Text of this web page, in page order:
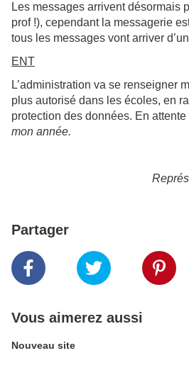
Les messages arrivent désormais
prof !), cependant la messagerie
tous les messages vont arriver
ENT
L’administration va se renseigner
plus autorisé dans les écoles, en
protection des données. En
mon année.
Partager
Vous aimerez aussi
Nouveau site